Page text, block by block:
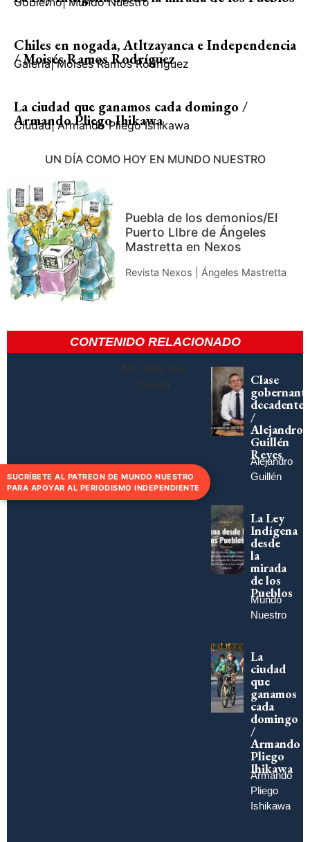
Chiles en nogada, Atltzayanca e Independencia
/ Moisés Ramos Rodríguez
Galería| Moisés Ramos Rodríguez
La ciudad que ganamos cada domingo /
Armando Pliego Ihikawa
Ciudad| Armando Pliego Ishikawa
UN DÍA COMO HOY EN MUNDO NUESTRO
Puebla de los demonios/El
Puerto LIbre de Ángeles
Mastretta en Nexos
Revista Nexos | Ángeles Mastretta
CONTENIDO RELACIONADO
No data was
found
Clase
decadente
/
Alejandro
Guillén
Reyes
Alejandro
Guillén
La Ley
Indígena
desde
la
mirada
de los
Pueblos
Mundo
Nuestro
La
ciudad
que
ganamos
cada
domingo
/
Armando
Pliego
Ihikawa
Armando
Pliego
Ishikawa
SUCRÍBETE AL PATREON DE MUNDO NUESTRO
PARA APOYAR AL PERIODISMO INDEPENDIENTE